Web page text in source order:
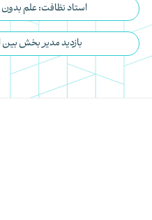
استاد نظافت: علم
بازدید مدیر بخش بین ‎الملل دفتر مقام معظم ...